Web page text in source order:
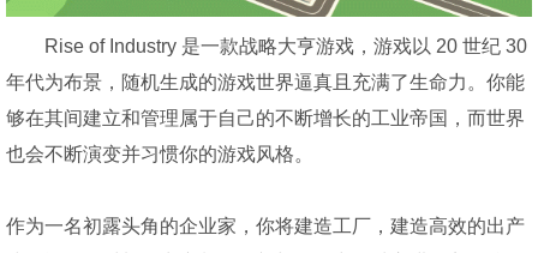
Rise of Industry 是一款战略大亨游戏，游戏以 20 世纪 30
年代为布景，随机生成的游戏世界逼真且充满了生命力。你能
够在其间建立和管理属于自己的不断增长的工业帝国，而世界
也会不断演变并习惯你的游戏风格。
作为一名初露头角的企业家，你将建造工厂，建造高效的出产